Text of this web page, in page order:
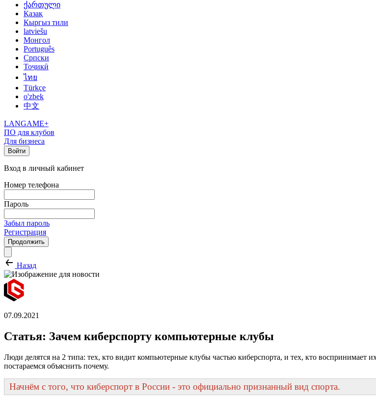
ქართული
Қазақ
Кыргыз тили
latviešu
Монгол
Português
Српски
Тоҷикӣ
ไทย
Türkçe
o'zbek
中文
LANGAME+
ПО для клубов
Для бизнеса
Войти
Вход в личный кабинет
Номер телефона
Пароль
Забыл пароль
Регистрация
Продолжить
Назад
07.09.2021
Статья: Зачем киберспорту компьютерные клубы
Люди делятся на 2 типа: тех, кто видит компьютерные клубы частью киберспорта, и тех, кто воспринимает
постараемся объяснить почему.
Начнём с того, что киберспорт в России - это официально признанный вид спорта.